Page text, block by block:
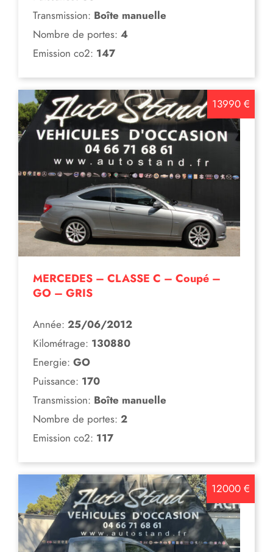
Transmission: Boîte manuelle
Nombre de portes: 4
Emission co2: 147
MERCEDES – CLASSE C – Coupé –
GO – GRIS
13990 €
Année: 25/06/2012
Kilométrage: 130880
Energie: GO
Puissance: 170
Transmission: Boîte manuelle
Nombre de portes: 2
Emission co2: 117
12000 €